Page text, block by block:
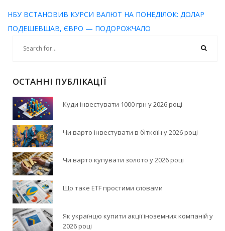
НБУ ВСТАНОВИВ КУРСИ ВАЛЮТ НА ПОНЕДІЛОК: ДОЛАР
ПОДЕШЕВШАВ, ЄВРО — ПОДОРОЖЧАЛО
ОСТАННІ ПУБЛІКАЦІЇ
Куди інвестувати 1000 грн у 2026 році
Чи варто інвестувати в біткоїн у 2026 році
Чи варто купувати золото у 2026 році
Що таке ETF простими словами
Як українцю купити акції іноземних компаній у
2026 році